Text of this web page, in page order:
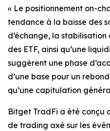
« Le positionnement on-
tendance à la baisse des
d’échange, la
des ETF, ainsi qu’une
suggèrent une phase
d’une base pour un
qu’une capitulation
Bitget TradFi a été conçu
de trading axé sur les